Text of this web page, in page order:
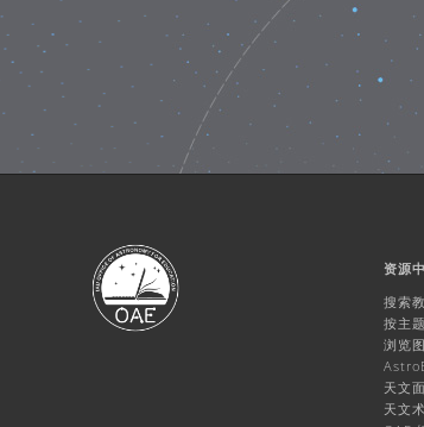
资源
搜索
按主
浏览
天文
天文